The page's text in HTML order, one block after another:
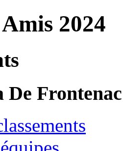
2024
Frontenac